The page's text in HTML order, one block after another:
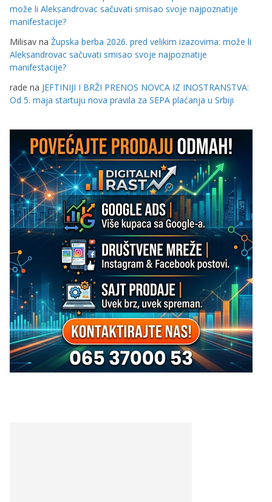
može li Aleksandrovac sačuvati smisao svoje najpoznatije
manifestacije?
Milisav na Župska berba 2026. pred velikim izazovima: može li
Aleksandrovac sačuvati smisao svoje najpoznatije
manifestacije?
rade na JEFTINIJI I BRŽI PRENOS NOVCA IZ INOSTRANSTVA:
Od 5. maja startuju nova pravila za SEPA plaćanja u Srbiji